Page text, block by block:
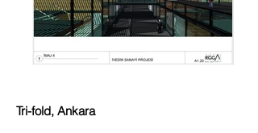
Tri-fold, Ankara